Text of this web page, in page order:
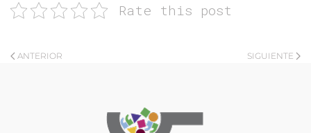
Rate this post
ANTERIOR SIGUIENTE